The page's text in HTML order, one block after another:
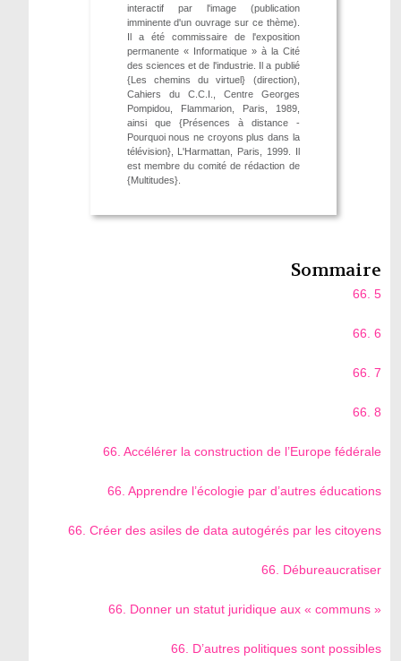
interactif par l'image (publication
imminente d'un ouvrage sur ce thème).
Il a été commissaire de l'exposition
permanente « Informatique » à la Cité
des sciences et de l'industrie. Il a publié
{Les chemins du virtuel} (direction),
Cahiers du C.C.I., Centre Georges
Pompidou, Flammarion, Paris, 1989,
ainsi que {Présences à distance -
Pourquoi nous ne croyons plus dans la
télévision}, L'Harmattan, Paris, 1999. Il
est membre du comité de rédaction de
{Multitudes}.
Sommaire
66. 5
66. 6
66. 7
66. 8
66. Accélérer la construction de l’Europe fédérale
66. Apprendre l’écologie par d’autres éducations
66. Créer des asiles de data autogérés par les citoyens
66. Débureaucratiser
66. Donner un statut juridique aux « communs »
66. D’autres politiques sont possibles